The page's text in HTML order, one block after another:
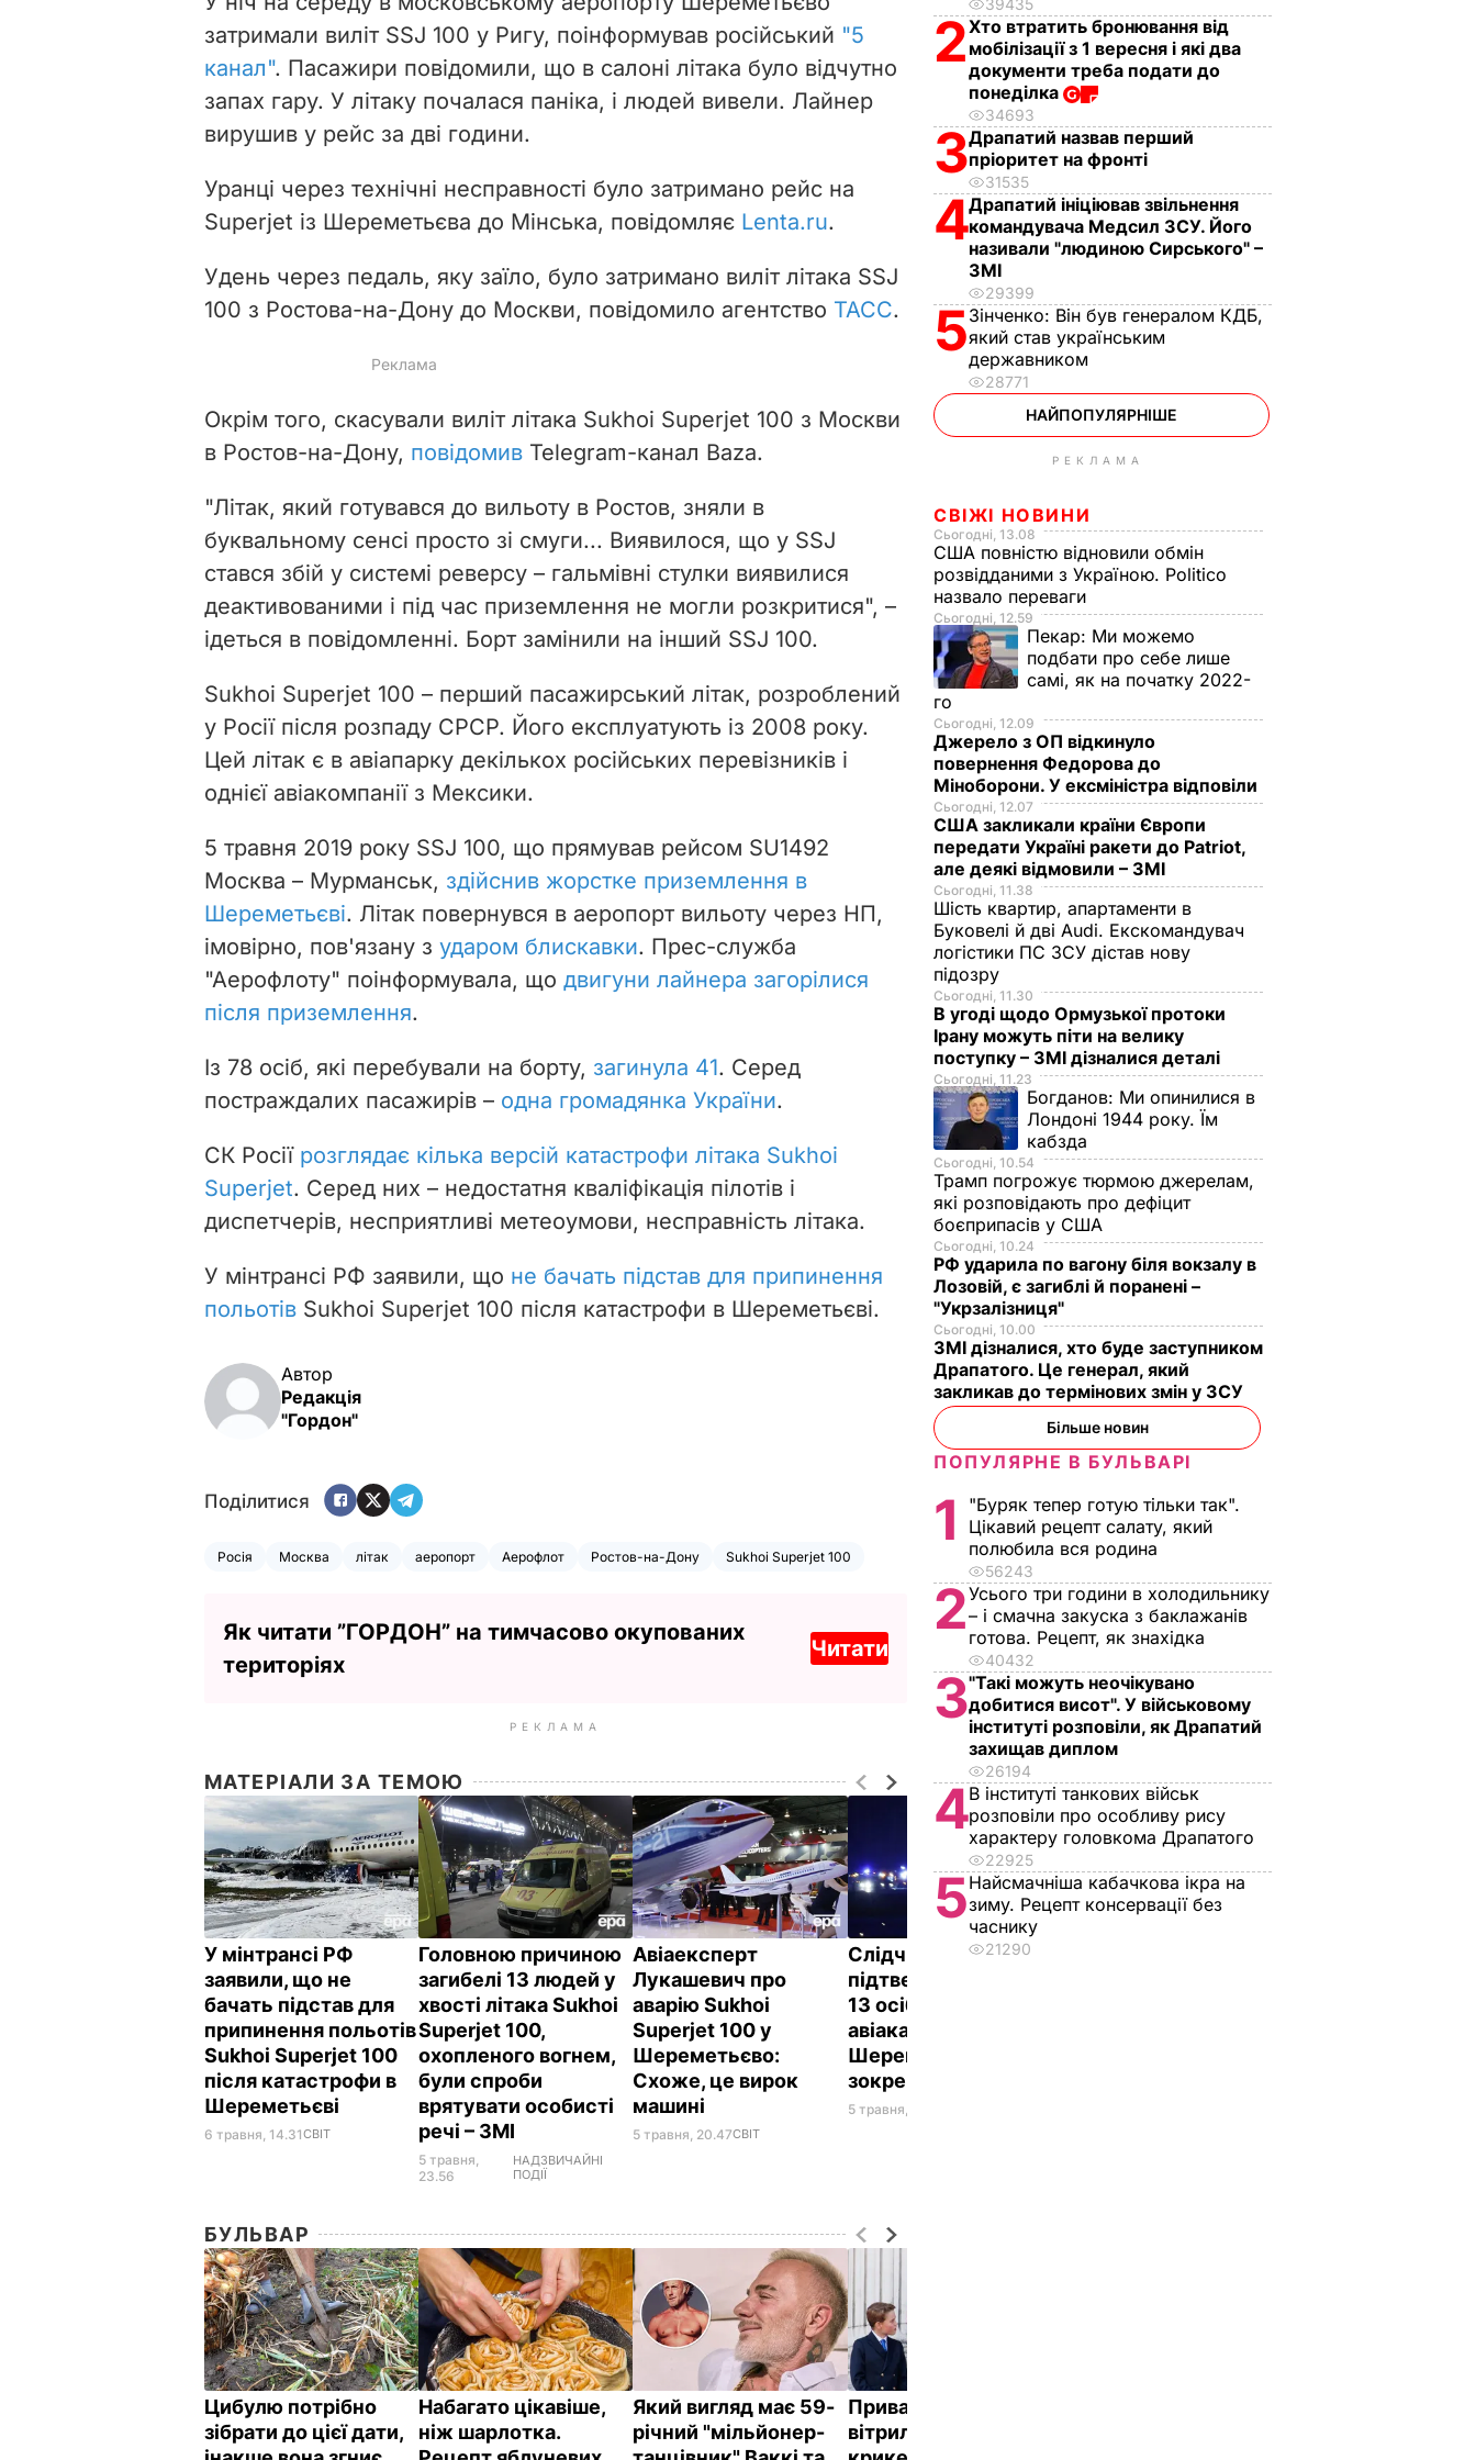
i
d
o
затримали виліт SSJ 100 у Ригу, поінформував російський "5
канал". Пасажири повідомили, що в салоні літака було відчутно
запах гару. У літаку почалася паніка, і людей вивели. Лайнер
вирушив у рейс за дві години.
Уранці через технічні несправності було затримано рейс на
Superjet із Шереметьєва до Мінська, повідомляє Lenta.ru.
Удень через педаль, яку заїло, було затримано виліт літака SSJ
100 з Ростова-на-Дону до Москви, повідомило агентство ТАСС.
Окрім того, скасували виліт літака Sukhoi Superjet 100 з Москви
в Ростов-на-Дону, повідомив Telegram-канал Baza.
"Літак, який готувався до вильоту в Ростов, зняли в
буквальному сенсі просто зі смуги... Виявилося, що у SSJ
стався збій у системі реверсу – гальмівні стулки виявилися
деактивованими і під час приземлення не могли розкритися", –
ідеться в повідомленні. Борт замінили на інший SSJ 100.
Sukhoi Superjet 100 – перший пасажирський літак, розроблений
у Росії після розпаду СРСР. Його експлуатують із 2008 року.
Цей літак є в авіапарку декількох російських перевізників і
однієї авіакомпанії з Мексики.
5 травня 2019 року SSJ 100, що прямував рейсом SU1492
Москва – Мурманськ, здійснив жорстке приземлення в
Шереметьєві. Літак повернувся в аеропорт вильоту через НП,
імовірно, пов'язану з ударом блискавки. Прес-служба
"Аерофлоту" поінформувала, що двигуни лайнера загорілися
після приземлення.
Із 78 осіб, які перебували на борту, загинула 41. Серед
постраждалих пасажирів – одна громадянка України.
СК Росії розглядає кілька версій катастрофи літака Sukhoi
Superjet. Серед них – недостатня кваліфікація пілотів і
диспетчерів, несприятливі метеоумови, несправність літака.
У мінтрансі РФ заявили, що не бачать підстав для припинення
польотів Sukhoi Superjet 100 після катастрофи в Шереметьєві.
Автор
Редакція
"Гордон"
Поділитися
Росія Москва літак аеропорт Аерофлот Ростов-на-Дону Sukhoi Superjet 100
Як читати ”ГОРДОН” на тимчасово окупованих
територіях
Читати
РЕКЛАМА
МАТЕРІАЛИ ЗА ТЕМОЮ
У мінтрансі РФ
заявили, що не
бачать підстав для
припинення польотів
Sukhoi Superjet 100
після катастрофи в
Шереметьєві
6 травня, 14.31СВІТ
Головною причиною
загибелі 13 людей у
хвості літака Sukhoi
Superjet 100,
охопленого вогнем,
були спроби
врятувати особисті
речі – ЗМІ
5 травня,
23.56
НАДЗВИЧАЙНІ
ПОДІЇ
Авіаексперт
Лукашевич про
аварію Sukhoi
Superjet 100 у
Шереметьєво:
Схоже, це вирок
машині
5 травня, 20.47СВІТ
Слідчий комітет РФ
підтвердив загибель
13 осіб в
авіакатастрофі в
Шереметьєві,
зокрема двох дітей
5 травня, 21.40
БУЛЬВАР
Цибулю потрібно
зібрати до цієї дати,
Набагато цікавіше,
ніж шарлотка.
Який вигляд має 59-
річний "мільйонер-
Приватний острів,
вітрильний спорт,
39435
2Хто втратить бронювання від
мобілізації з 1 вересня і які два
документи треба подати до
понеділка
34693
3Драпатий назвав перший
пріоритет на фронті
31535
4Драпатий ініціював звільнення
командувача Медсил ЗСУ. Його
називали "людиною Сирського" –
ЗМІ
29399
5Зінченко: Він був генералом КДБ,
який став українським
державником
28771
НАЙПОПУЛЯРНІШЕ
РЕКЛАМА
СВІЖІ НОВИНИ
Сьогодні, 13.08
США повністю відновили обмін
розвідданими з Україною. Politico
назвало переваги
Сьогодні, 12.59
Пекар: Ми можемо
подбати про себе лише
самі, як на початку 2022-
го
Сьогодні, 12.09
Джерело з ОП відкинуло
повернення Федорова до
Міноборони. У ексміністра відповіли
Сьогодні, 12.07
США закликали країни Європи
передати Україні ракети до Patriot,
але деякі відмовили – ЗМІ
Сьогодні, 11.38
Шість квартир, апартаменти в
Буковелі й дві Audi. Екскомандувач
логістики ПС ЗСУ дістав нову
підозру
Сьогодні, 11.30
В угоді щодо Ормузької протоки
Ірану можуть піти на велику
поступку – ЗМІ дізналися деталі
Сьогодні, 11.23
Богданов: Ми опинилися в
Лондоні 1944 року. Їм
кабзда
Сьогодні, 10.54
Трамп погрожує тюрмою джерелам,
які розповідають про дефіцит
боєприпасів у США
Сьогодні, 10.24
РФ ударила по вагону біля вокзалу в
Лозовій, є загиблі й поранені –
"Укрзалізниця"
Сьогодні, 10.00
ЗМІ дізналися, хто буде заступником
Драпатого. Це генерал, який
закликав до термінових змін у ЗСУ
Більше новин
ПОПУЛЯРНЕ В БУЛЬВАРІ
1
"Буряк тепер готую тільки так".
Цікавий рецепт салату, який
полюбила вся родина
56243
2Усього три години в холодильнику
– і смачна закуска з баклажанів
готова. Рецепт, як знахідка
40432
3"Такі можуть неочікувано
добитися висот". У військовому
інституті розповіли, як Драпатий
захищав диплом
26194
4В інституті танкових військ
розповіли про особливу рису
характеру головкома Драпатого
22925
5Найсмачніша кабачкова ікра на
зиму. Рецепт консервації без
часнику
21290